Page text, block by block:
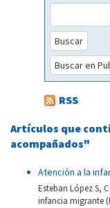
Buscar
Buscar en
RSS
Artículos que
acompañados"
Atención a la
Esteban López S,
infancia migrante